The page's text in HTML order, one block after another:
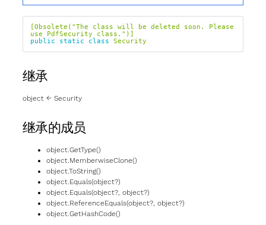
[Obsolete("The class will be deleted soon. Please
use PdfSecurity class.")]
public
static class Security
继承
object← Security
继承的成员
object.GetType()
object.MemberwiseClone()
object.ToString()
object.Equals(object?)
object.Equals(object?, object?)
object.ReferenceEquals(object?, object?)
object.GetHashCode()